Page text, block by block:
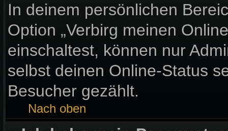
In deinem persönlichen
Option „Verbirg meinen
einschaltest, können nur
selbst deinen Online-Status
Besucher gezählt.
Nach oben